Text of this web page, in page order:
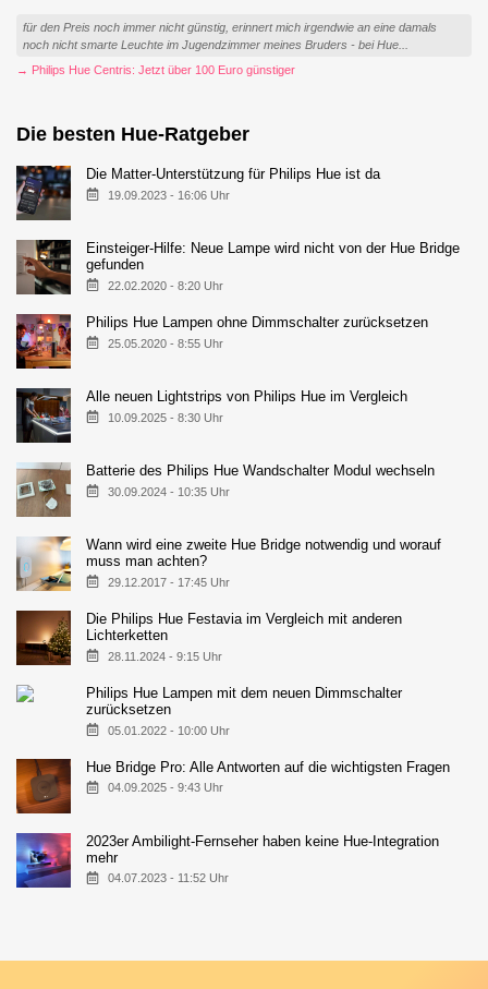
für den Preis noch immer nicht günstig, erinnert mich irgendwie an eine damals
noch nicht smarte Leuchte im Jugendzimmer meines Bruders - bei Hue...
→ Philips Hue Centris: Jetzt über 100 Euro günstiger
Die besten Hue-Ratgeber
Die Matter-Unterstützung für Philips Hue ist da
19.09.2023 - 16:06 Uhr
Einsteiger-Hilfe: Neue Lampe wird nicht von der Hue Bridge
gefunden
22.02.2020 - 8:20 Uhr
Philips Hue Lampen ohne Dimmschalter zurücksetzen
25.05.2020 - 8:55 Uhr
Alle neuen Lightstrips von Philips Hue im Vergleich
10.09.2025 - 8:30 Uhr
Batterie des Philips Hue Wandschalter Modul wechseln
30.09.2024 - 10:35 Uhr
Wann wird eine zweite Hue Bridge notwendig und worauf
muss man achten?
29.12.2017 - 17:45 Uhr
Die Philips Hue Festavia im Vergleich mit anderen
Lichterketten
28.11.2024 - 9:15 Uhr
Philips Hue Lampen mit dem neuen Dimmschalter
zurücksetzen
05.01.2022 - 10:00 Uhr
Hue Bridge Pro: Alle Antworten auf die wichtigsten Fragen
04.09.2025 - 9:43 Uhr
2023er Ambilight-Fernseher haben keine Hue-Integration
mehr
04.07.2023 - 11:52 Uhr